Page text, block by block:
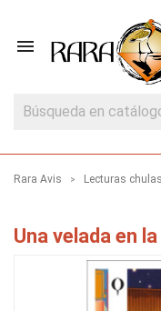

Rara Avis Lecturas chulas
Una velada en